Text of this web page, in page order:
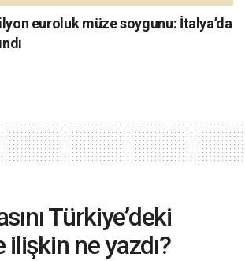
euroluk müze soygunu: İtalya’da
Türkiye’deki
ne yazdı?